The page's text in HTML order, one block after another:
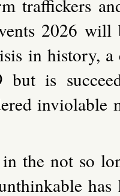
traffickers
2026
in history,
is
inviolable
the not so